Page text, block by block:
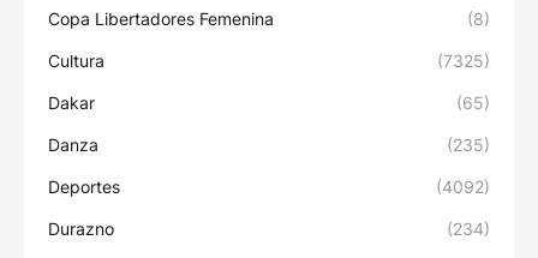
Copa Libertadores Femenina (8)
Cultura (7325)
Dakar (65)
Danza (235)
Deportes (4092)
Durazno (234)